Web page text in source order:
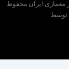
ایران محفوظ